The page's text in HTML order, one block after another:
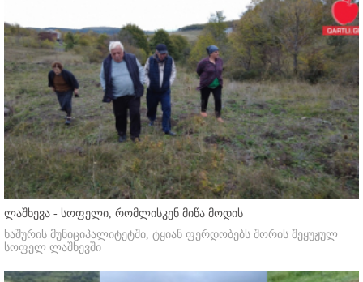
ლაშხევა - სოფელი, რომლისკენ მიწა მოდის
ხაშურის მუნიციპალიტეტში, ტყიან ფერდობებს შორის შეყუჟულ
სოფელ ლაშხევში